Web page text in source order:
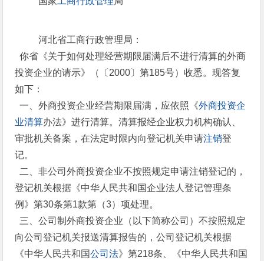
河北省工商行政管理局：
你省《关于如何处理经营期限届满后不进行清算的外商
投资企业的请示》（〔2000〕第185号）收悉。现答复
如下：
一、外商投资企业经营期限届满，应依照《外商投资企
业清算办法》进行清算。清算报经企业权力机构确认、
审批机关备案，在法定时限内向登记机关申请注销登
记。
二、非公司外商投资企业不按照规定申请注销登记的，
登记机关根据《中华人民共和国企业法人登记管理条
例》第30条第1款第（3）项处理。
三、公司制外商投资企业（以下简称公司）不按照规定
向公司登记机关报送清算报告的，公司登记机关根据
《中华人民共和国公司法》第218条、《中华人民共和国